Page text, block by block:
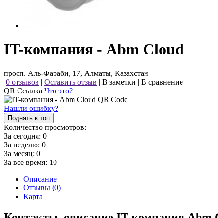
IT-компания - Abm Cloud
просп. Аль-Фараби, 17, Алматы, Казахстан
0 отзывов | Оставить отзыв | В заметки | В сравнение
QR Ссылка Что это?
Нашли ошибку?
Поднять в топ
Количество просмотров:
За сегодня: 0
За неделю: 0
За месяц: 0
За все время: 10
Описание
Отзывы (0)
Карта